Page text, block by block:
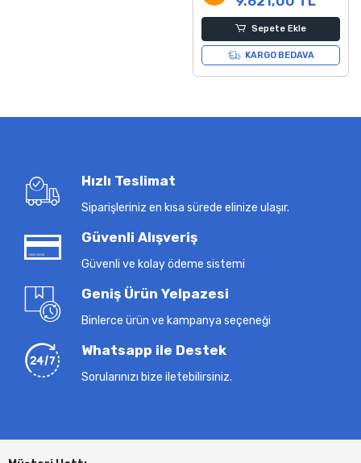
Sepete Ekle
KARGO BEDAVA
Hızlı Teslimat
Siparişleriniz en kısa sürede elinize ulaşır.
Güvenli Alışveriş
Güvenli ve kolay ödeme sistemi
Geniş Ürün Yelpazesi
Binlerce ürün ve kampanya seçeneği
Whatsapp ile Destek
Sorularınızı bize iletebilirsiniz.